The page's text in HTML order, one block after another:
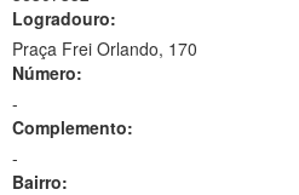
Logradouro:
Praça Frei Orlando, 170
Número:
-
Complemento:
-
Bairro: